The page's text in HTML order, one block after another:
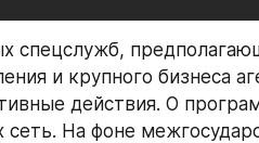
спецслужб,
и крупного бизнеса
действия. О
На фоне